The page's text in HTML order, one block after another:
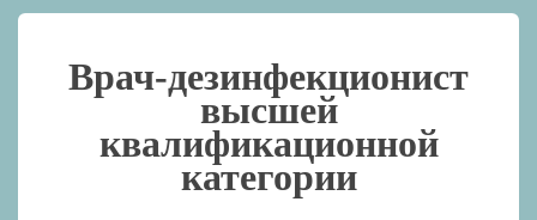
Врач-дезинфекционист
высшей
квалификационной
категории